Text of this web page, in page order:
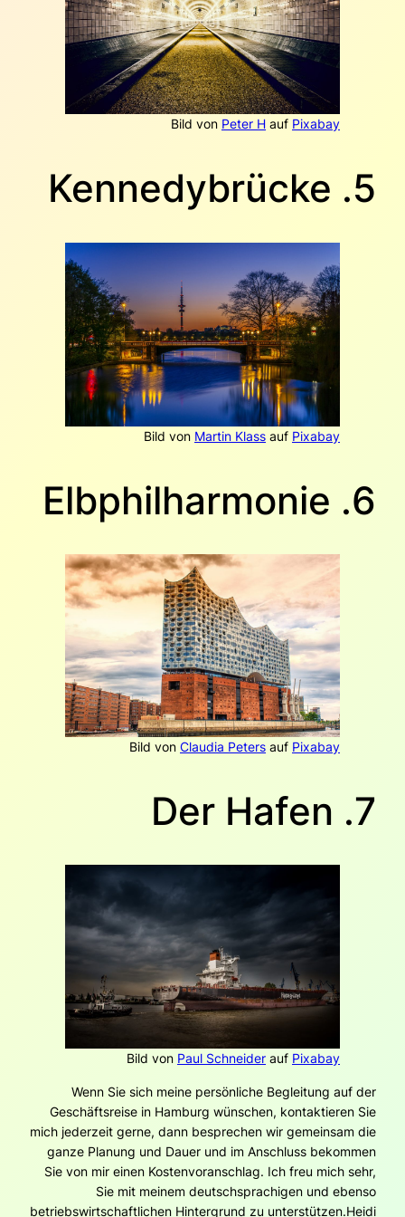
Bild von Peter H auf Pixabay
5. Kennedybrücke
Bild von Martin Klass auf Pixabay
6. Elbphilharmonie
Bild von Claudia Peters auf Pixabay
7. Der Hafen
Bild von Paul Schneider auf Pixabay
Wenn Sie sich meine persönliche Begleitung auf der
Geschäftsreise in Hamburg wünschen, kontaktieren Sie
mich jederzeit gerne, dann besprechen wir gemeinsam die
ganze Planung und Dauer und im Anschluss bekommen
Sie von mir einen Kostenvoranschlag. Ich freu mich sehr,
Sie mit meinem deutschsprachigen und ebenso
betriebswirtschaftlichen Hintergrund zu unterstützen.Heidi